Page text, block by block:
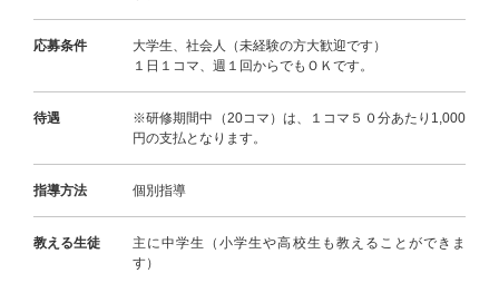
応募条件
大学生、社会人（未経験の方大歓迎です）
１日１コマ、週１回からでもＯＫです。
待遇
※研修期間中（20コマ）は、１コマ５０分あたり1,000
円の支払となります。
指導方法 個別指導
教える生徒
主に中学生（小学生や高校生も教えることができま
す）